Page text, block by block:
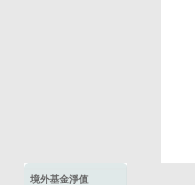
境外基金淨值